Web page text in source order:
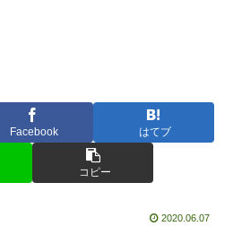
Facebook はてブ
コピー
2020.06.07